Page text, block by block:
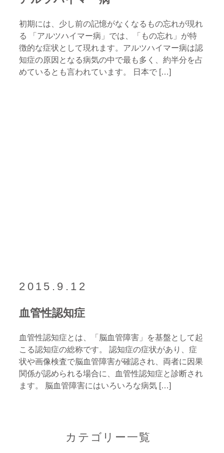
初期には、少し前の記憶がなくなるもの忘れが現れ
る 「アルツハイマー病」では、「もの忘れ」が特
徴的な症状として現れます。アルツハイマー病は認
知症の原因となる病気の中で最も多く、約半分を占
めているとも言われています。 日本で […]
2015.9.12
血管性認知症
血管性認知症とは、「脳血管障害」を基盤として起
こる認知症の総称です。 認知症の症状があり、症
状や画像検査で脳血管障害が確認され、両者に因果
関係が認められる場合に、血管性認知症と診断され
ます。 脳血管障害にはいろいろな病気 […]
カテゴリー一覧